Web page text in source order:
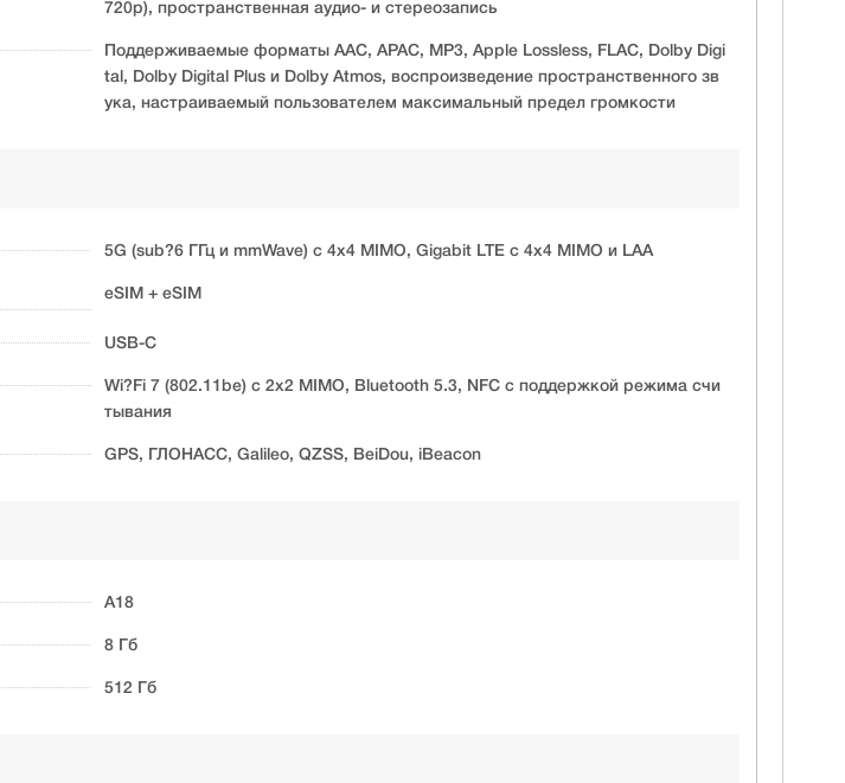
720p), пространственная аудио- и стереозапись
Поддерживаемые форматы AAC, APAC, MP3, Apple Lossless, FLAC, Dolby Digi
tal, Dolby Digital Plus и Dolby Atmos, воспроизведение пространственного зв
ука, настраиваемый пользователем максимальный предел громкости
5G (sub?6 ГГц и mmWave) с 4x4 MIMO, Gigabit LTE с 4x4 MIMO и LAA
eSIM + eSIM
USB-C
Wi?Fi 7 (802.11be) с 2x2 MIMO, Bluetooth 5.3, NFC с поддержкой режима счи
тывания
GPS, ГЛОНАСС, Galileo, QZSS, BeiDou, iBeacon
A18
8 Гб
512 Гб